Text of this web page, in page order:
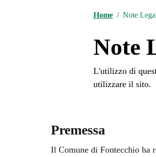
Home / Note
Note
L'utilizzo di
utilizzare il sito.
Premessa
Il Comune di Fontecchio ha